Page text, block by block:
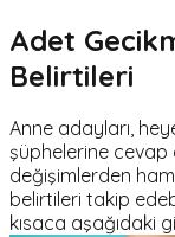
Adet
Belirtileri
Anne adayları,
şüphelerine cevap
değişimlerden
belirtileri takip
kısaca aşağıdaki